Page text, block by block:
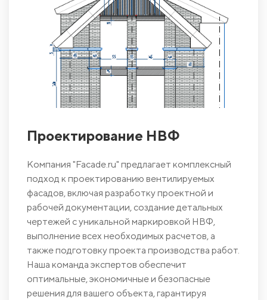
Проектирование НВФ
Компания "Facade.ru" предлагает комплексный
подход к проектированию вентилируемых
фасадов, включая разработку проектной и
рабочей документации, создание детальных
чертежей с уникальной маркировкой НВФ,
выполнение всех необходимых расчетов, а
также подготовку проекта производства работ.
Наша команда экспертов обеспечит
оптимальные, экономичные и безопасные
решения для вашего объекта, гарантируя